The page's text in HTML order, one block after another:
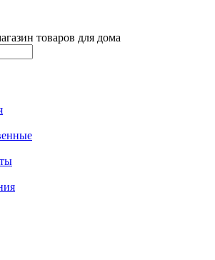
товаров для дома